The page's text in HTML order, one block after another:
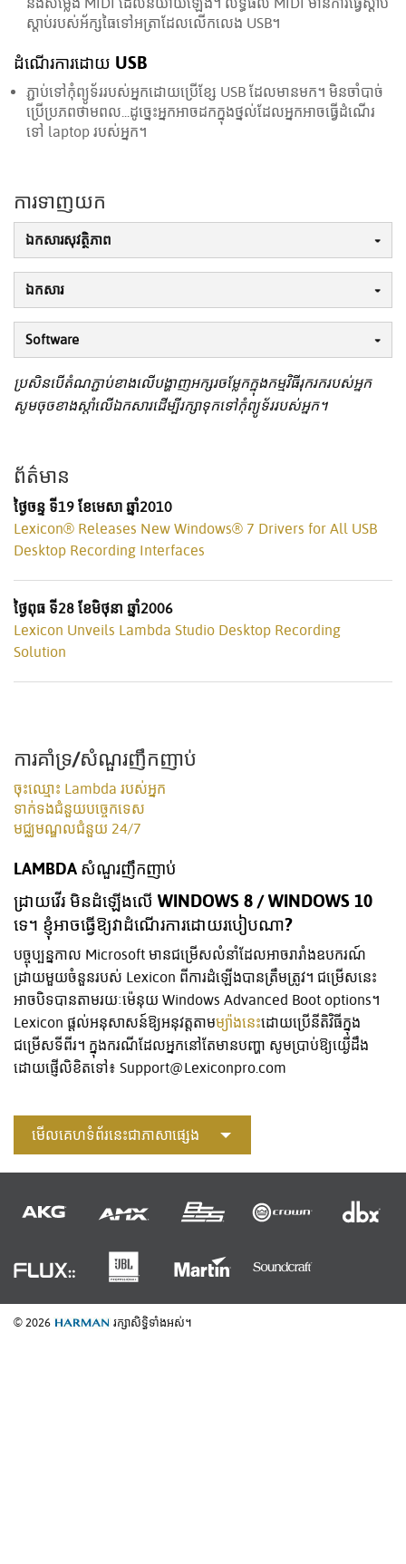
ស្ដាប់​របស់​អ័ក្ស​ធៃ​ទៅ​អត្រា​ដែលលើក​លេង USB។
ដំណើរការ​ដោយ USB
ភ្ជាប់​ទៅ​កុំព្យូទ័ររបស់​អ្នក​ដោយ​ប្រើ​ខ្សែ USB ដែល​មាន​មក។ មិន​ចាំបាច់​
ប្រើ​ប្រភព​ថាមពល...ដូច្នេះ​អ្នក​អាច​ដក​ក្នុង​ថ្នល់ដែល​អ្នក​អាច​ធ្វើដំណើរ​
ទៅ laptop របស់​អ្នក។
ការទាញយក
ឯកសារសុវត្ថិភាព
ឯកសារ
Software
ប្រសិនបើតំណភ្ជាប់ខាងលើបង្ហាញអក្សរចម្លែកក្នុងកម្មវិធីរុករករបស់អ្នក
សូមចុចខាងស្តាំលើឯកសារដើម្បីរក្សាទុកទៅកុំព្យូទ័ររបស់អ្នក។
ព័ត៌មាន
ថ្ងៃចន្ទ ទី19 ខែមេសា ឆ្នាំ2010
Lexicon® Releases New Windows® 7 Drivers for All USB
Desktop Recording Interfaces
ថ្ងៃពុធ ទី28 ខែមិថុនា ឆ្នាំ2006
Lexicon Unveils Lambda Studio Desktop Recording
Solution
ការគាំទ្រ/សំណួរញឹកញាប់
ចុះឈ្មោះ Lambda របស់អ្នក
ទាក់ទងជំនួយបច្ចេកទេស
មជ្ឈមណ្ឌលជំនួយ 24/7
LAMBDA សំណួរញឹកញាប់
ដ្រាយវើរ មិនដំឡើងលើ WINDOWS 8 / WINDOWS 10
ទេ។ ខ្ញុំអាចធ្វើឱ្យវាដំណើរការដោយរបៀបណា?
បច្ចុប្បន្នកាល Microsoft មានជម្រើសលំនាំដែលអាចរារាំងឧបករណ៍
ដ្រាយមួយចំនួនរបស់ Lexicon ពីការដំឡើងបានត្រឹមត្រូវ។ ជម្រើសនេះ
អាចបិទបានតាមរយៈម៉េនុយ Windows Advanced Boot options។
Lexicon ផ្តល់អនុសាសន៍ឱ្យអនុវត្តតាមម្យ៉ាងនេះដោយប្រើនីតិវិធីក្នុង
ជម្រើសទីពីរ។ ក្នុងករណីដែលអ្នកនៅតែមានបញ្ហា សូមប្រាប់ឱ្យយើ្ងដឹង
ដោយផ្ញើលិខិតទៅ៖ Support@Lexiconpro.com
មើលគេហទំព័រនេះជាភាសាផ្សេង
© 2026 រក្សាសិទ្ធិទាំងអស់។